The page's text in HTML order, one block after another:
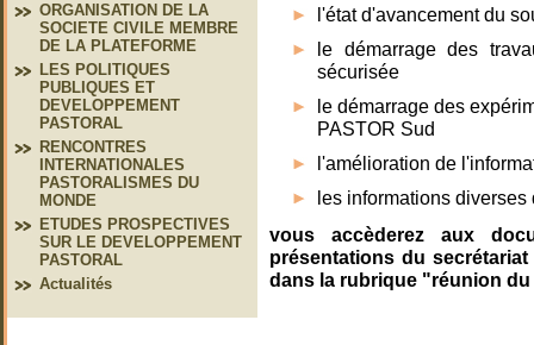
ORGANISATION DE LA
SOCIETE CIVILE MEMBRE
DE LA PLATEFORME
LES POLITIQUES
PUBLIQUES ET
DEVELOPPEMENT
PASTORAL
RENCONTRES
INTERNATIONALES
PASTORALISMES DU
MONDE
ETUDES PROSPECTIVES
SUR LE DEVELOPPEMENT
PASTORAL
Actualités
l'état d'avancement du
le démarrage des
sécurisée
le démarrage des
PASTOR Sud
l'amélioration de
les informations
vous accèderez aux
présentations du
dans la rubrique "réunion du